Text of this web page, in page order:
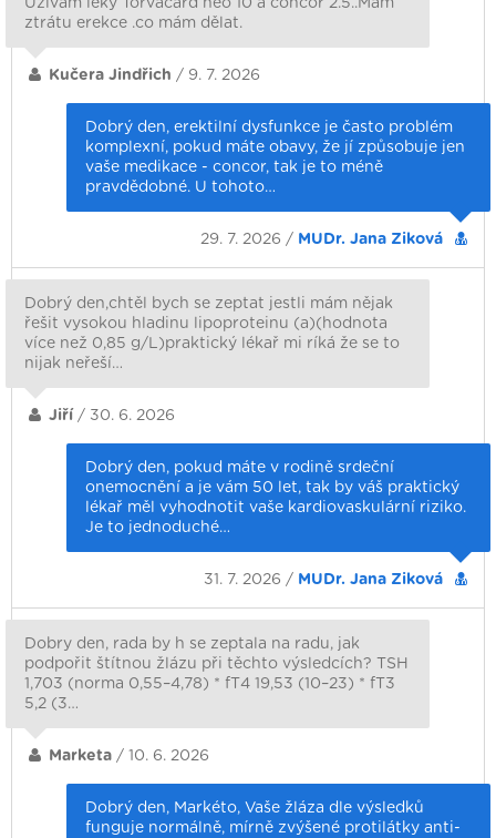
ztrátu erekce .co mám dělat.
Kučera Jindřich / 9. 7. 2026
Dobrý den, erektilní dysfunkce je často problém
komplexní, pokud máte obavy, že jí způsobuje jen
vaše medikace - concor, tak je to méně
pravdědobné. U tohoto…
29. 7. 2026 / MUDr. Jana Ziková
Dobrý den,chtěl bych se zeptat jestli mám nějak
řešit vysokou hladinu lipoproteinu (a)(hodnota
více než 0,85 g/L)praktický lékař mi ríká že se to
nijak neřeší…
Jiří / 30. 6. 2026
Dobrý den, pokud máte v rodině srdeční
onemocnění a je vám 50 let, tak by váš praktický
lékař měl vyhodnotit vaše kardiovaskulární riziko.
Je to jednoduché…
31. 7. 2026 / MUDr. Jana Ziková
Dobry den, rada by h se zeptala na radu, jak
podpořit štítnou žlázu při těchto výsledcích? TSH
1,703 (norma 0,55–4,78) * fT4 19,53 (10–23) * fT3
5,2 (3…
Marketa / 10. 6. 2026
Dobrý den, Markéto, Vaše žláza dle výsledků
funguje normálně, mírně zvýšené protilátky anti-